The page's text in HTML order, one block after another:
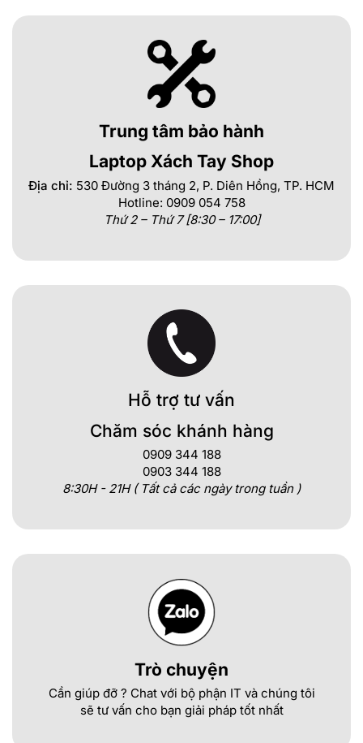
Trung tâm bảo hành
Laptop Xách Tay Shop
Địa chỉ: 530 Đường 3 tháng 2, P. Diên Hồng, TP. HCM
Hotline: 0909 054 758
Thứ 2 – Thứ 7 [8:30 – 17:00]
Hỗ trợ tư vấn
Chăm sóc khánh hàng
0909 344 188
0903 344 188
8:30H - 21H ( Tất cả các ngày trong tuần )
Trò chuyện
Cần giúp đỡ ? Chat với bộ phận IT và chúng tôi
sẽ tư vấn cho bạn giải pháp tốt nhất